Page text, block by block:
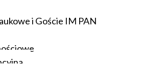
i Goście IM PAN